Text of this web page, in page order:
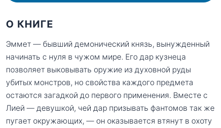
О КНИГЕ
Эммет — бывший демонический князь, вынужденный
начинать с нуля в чужом мире. Его дар кузнеца
позволяет выковывать оружие из духовной руды
убитых монстров, но свойства каждого предмета
остаются загадкой до первого применения. Вместе с
Лией — девушкой, чей дар призывать фантомов так же
пугает окружающих, — он оказывается втянут в охоту